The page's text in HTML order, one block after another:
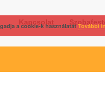
Kapcsolat
a cookie-k használatátTovábbi